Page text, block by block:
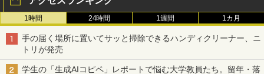
1時間 24時間 1週間 1カ月
手の届く場所に置いてサッと掃除できるハンディクリーナー、ニ
トリが発売
学生の「生成AIコピペ」レポートで悩む大学教員たち。留年・落